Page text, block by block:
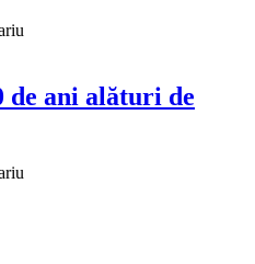
de ani alături de